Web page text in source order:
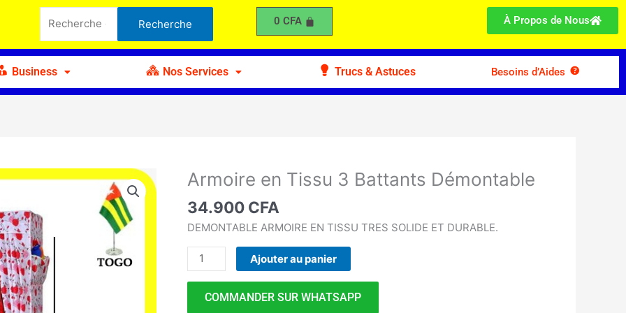
pour :
Recherche 0 CFA À Propos de Nous
Business Nos Services Trucs & Astuces Besoins d’Aides
Armoire en Tissu 3 Battants Démontable
34.900 CFA
DEMONTABLE ARMOIRE EN TISSU TRES SOLIDE ET DURABLE.
quantité
Armoire
en
Démontable
Ajouter au panier
COMMANDER SUR WHATSAPP
Battants
Démontable